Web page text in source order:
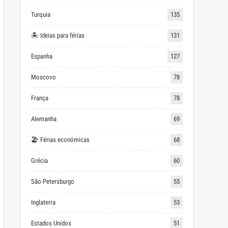
Turquia 135
🏝 Ideias para férias 131
Espanha 127
Moscovo 78
França 78
Alemanha 69
🏖 Férias económicas 68
Grécia 60
São Petersburgo 55
Inglaterra 53
Estados Unidos 51